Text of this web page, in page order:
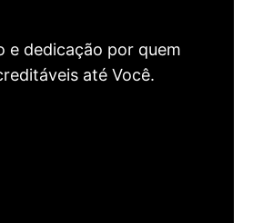
e dedicação por quem
até Você.